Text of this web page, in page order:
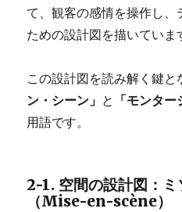
て、観客の感情を操作し、
ための設計図を描いていま
この設計図を読み解く鍵と
ン・シーン」 と 「モンター
用語です。
2-1. 空間の設計図：
（Mise-en-scène）